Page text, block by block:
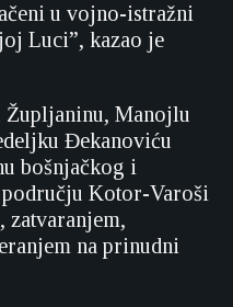
u vojno-istražni
Luci”, kazao je
Župljaninu, Manojlu
Đekanoviću
bošnjačkog i
Kotor-Varoši
zatvaranjem,
na prinudni